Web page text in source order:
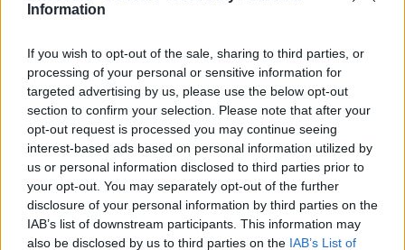
Information
If you wish to opt-out of the sale, sharing to third parties, or
processing of your personal or sensitive information for
targeted advertising by us, please use the below opt-out
section to confirm your selection. Please note that after your
opt-out request is processed you may continue seeing
interest-based ads based on personal information utilized by
us or personal information disclosed to third parties prior to
your opt-out. You may separately opt-out of the further
disclosure of your personal information by third parties on the
IAB’s list of downstream participants. This information may
also be disclosed by us to third parties on the IAB’s List of
AUTOR
staff